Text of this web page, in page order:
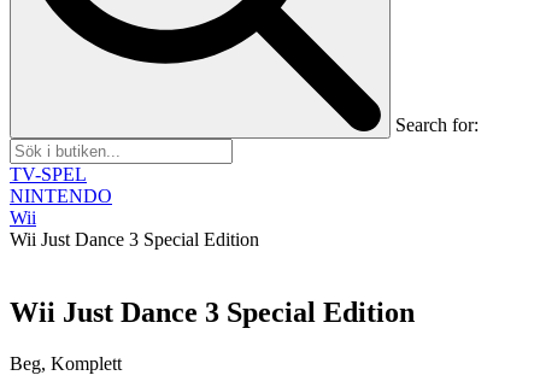
Search for:
TV-SPEL
NINTENDO
Wii
Wii Just Dance 3 Special Edition
Wii Just Dance 3 Special Edition
Beg, Komplett